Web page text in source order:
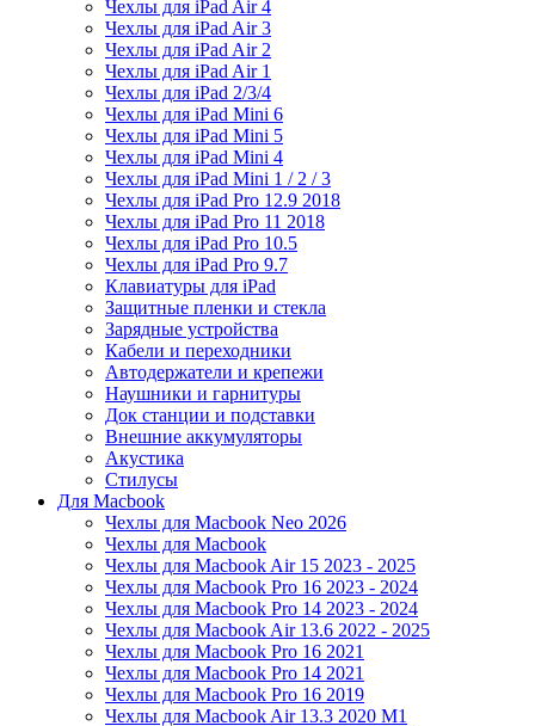
Чехлы для iPad Air 4
Чехлы для iPad Air 3
Чехлы для iPad Air 2
Чехлы для iPad Air 1
Чехлы для iPad 2/3/4
Чехлы для iPad Mini 6
Чехлы для iPad Mini 5
Чехлы для iPad Mini 4
Чехлы для iPad Mini 1 / 2 / 3
Чехлы для iPad Pro 12.9 2018
Чехлы для iPad Pro 11 2018
Чехлы для iPad Pro 10.5
Чехлы для iPad Pro 9.7
Клавиатуры для iPad
Защитные пленки и стекла
Зарядные устройства
Кабели и переходники
Автодержатели и крепежи
Наушники и гарнитуры
Док станции и подставки
Внешние аккумуляторы
Акустика
Стилусы
Для Macbook
Чехлы для Macbook Neo 2026
Чехлы для Macbook
Чехлы для Macbook Air 15 2023 - 2025
Чехлы для Macbook Pro 16 2023 - 2024
Чехлы для Macbook Pro 14 2023 - 2024
Чехлы для Macbook Air 13.6 2022 - 2025
Чехлы для Macbook Pro 16 2021
Чехлы для Macbook Pro 14 2021
Чехлы для Macbook Pro 16 2019
Чехлы для Macbook Air 13.3 2020 M1